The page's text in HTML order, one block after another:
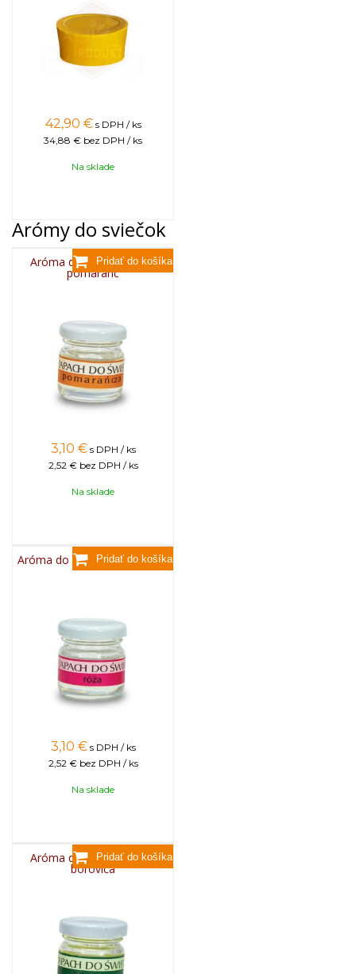
42,90 € s DPH / ks
34,88 € bez DPH / ks
Na sklade
Arómy do sviečok
Aróma do sviečok, 25g -
pomaranč
3,10 € s DPH / ks
2,52 € bez DPH / ks
Na sklade
Aróma do sviečok, 25g - ruža
3,10 € s DPH / ks
2,52 € bez DPH / ks
Na sklade
Aróma do sviečok, 25g -
borovica